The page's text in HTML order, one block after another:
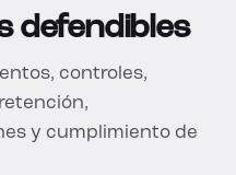
defendibles
controles,
y cumplimiento de